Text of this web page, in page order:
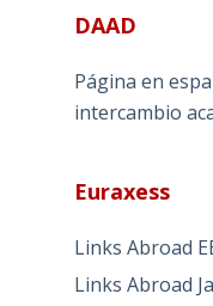
DAAD
Página en
intercambio
Euraxess
Links Abroad
Links Abroad